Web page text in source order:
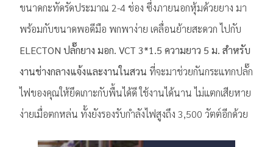
ขนาดกะทัดรัดประมาณ 2-4 ช่อง ซึ่งภายนอกหุ้มด้วยยาง มา
พร้อมกับขนาดพอดีมือ พกพาง่าย เคลื่อนย้ายสะดวก ไปกับ
ELECTON ปลั๊กยาง มอก. VCT 3*1.5 ความยาว 5 ม. สำหรับ
งานช่างกลางแจ้งและงานในสวน ที่จะมาช่วยกันกระแทกปลั๊ก
ไฟของคุณให้ยึดเกาะกับพื้นได้ดี ใช้งานได้นาน ไม่แตกเสียหาย
ง่ายเมื่อตกหล่น ทั้งยังรองรับกำลังไฟสูงถึง 3,500 วัตต์อีกด้วย